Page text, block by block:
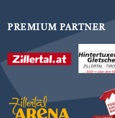
PREMIUM PARTNER